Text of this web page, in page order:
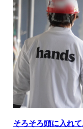
そろそろ頭に入れ